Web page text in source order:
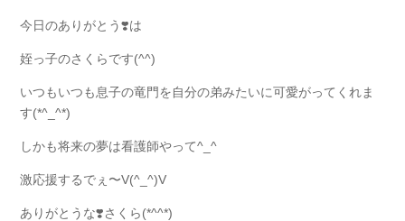
今日のありがとう❣️は
姪っ子のさくらです(^^)
いつもいつも息子の竜門を自分の弟みたいに可愛がってくれま
す(*^_^*)
しかも将来の夢は看護師やって^_^
激応援するでぇ〜V(^_^)V
ありがとうな❣️さくら(*^^*)